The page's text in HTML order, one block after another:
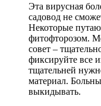
Эта вирусная
садовод не
Некоторые
фитофторозом.
совет –
фиксируйте все
тщательней
материал.
выкидывать.